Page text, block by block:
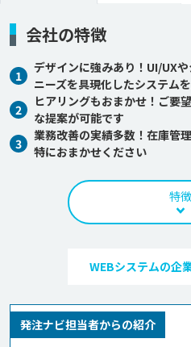
会社の特徴
1
デザインに強みあり！UI/UX
ニーズを具現化したシステム
2
ヒアリングもおまかせ！ご要
な提案が可能です
3
業務改善の実績多数！在庫管
特におまかせください
特徴
WEBシステムの企
発注ナビ担当者からの紹介